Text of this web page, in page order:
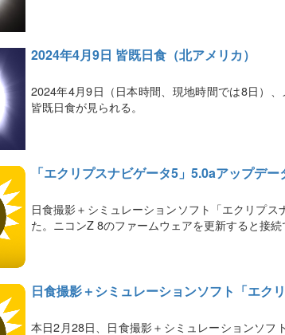
2024年4月9日 皆既日食（北アメリカ）
2024年4月9日（日本時間、現地時間では8日）
皆既日食が見られる。
「エクリプスナビゲータ5」5.0aアップデ
日食撮影＋シミュレーションソフト「エクリプ
た。ニコンZ 8のファームウェアを更新すると接続
日食撮影＋シミュレーションソフト「エク
本日2月28日、日食撮影＋シミュレーションソフ